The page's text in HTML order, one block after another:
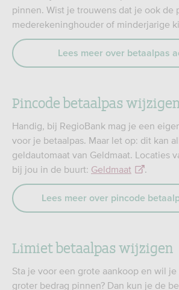
pinnen. Wist je trouwens dat je ook de
mederekeninghouder of minderjarige
Lees meer over betaalpas
Pincode betaalpas
Handig, bij RegioBank mag je een
voor je betaalpas. Maar let op: dit kan
geldautomaat van Geldmaat. Locaties
bij jou in de buurt: Geldmaat .
Lees meer over pincode
Limiet betaalpas wijzigen
Sta je voor een grote aankoop en wil
groter bedrag pinnen? Dan kun je de